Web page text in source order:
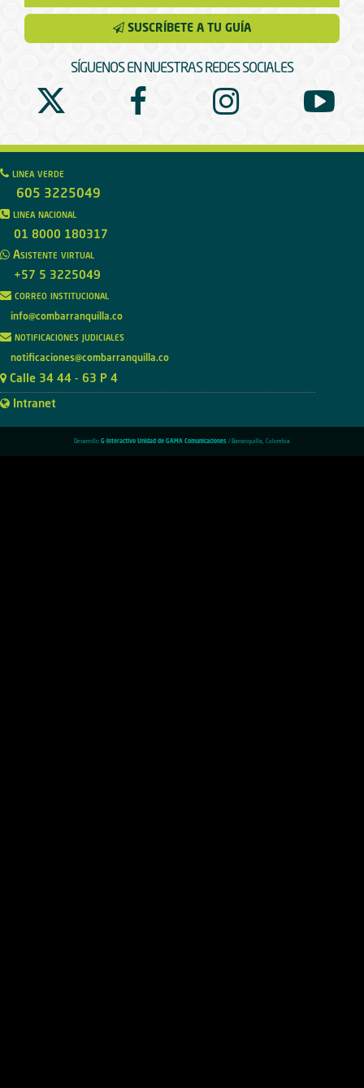
SUSCRÍBETE A TU GUÍA
SÍGUENOS EN NUESTRAS REDES SOCIALES
linea verde
605 3225049
linea nacional
01 8000 180317
Asistente virtual
+57 5 3225049
correo institucional
info@combarranquilla.co
notificaciones judiciales
notificaciones@combarranquilla.co
Calle 34 44 - 63 P 4
Intranet
Desarrollo G-Interactivo Unidad de GAMA Comunicaciones / Barranquilla, Colombia